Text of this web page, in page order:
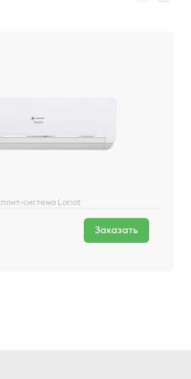
система Loriot
Заказать